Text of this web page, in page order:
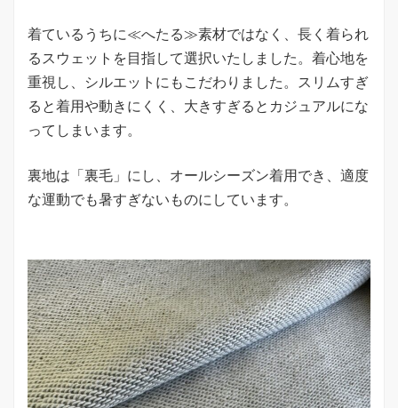
着ているうちに≪へたる≫素材ではなく、長く着られ
るスウェットを目指して選択いたしました。着心地を
重視し、シルエットにもこだわりました。スリムすぎ
ると着用や動きにくく、大きすぎるとカジュアルにな
ってしまいます。
裏地は「裏毛」にし、オールシーズン着用でき、適度
な運動でも暑すぎないものにしています。